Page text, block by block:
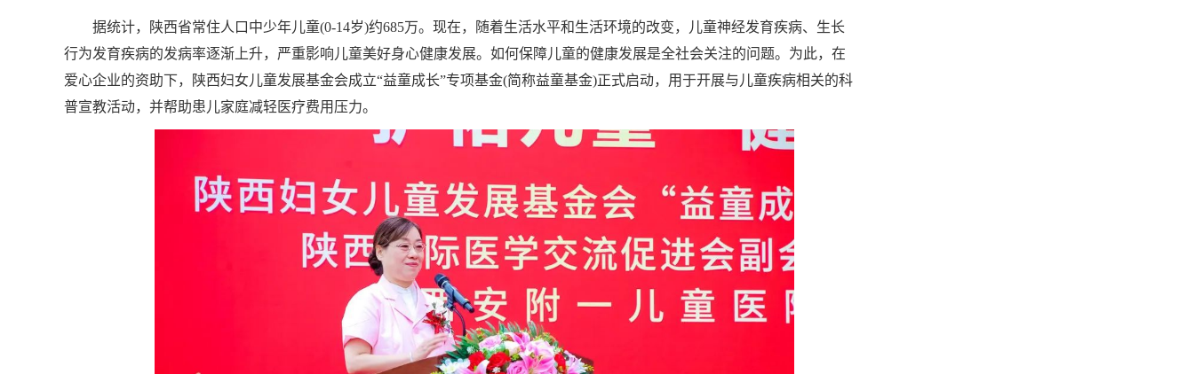
据统计，陕西省常住人口中少年儿童(0-14岁)约685万。现在，随着生活水平和生活环境的改变，儿童神经发育疾病、生长
行为发育疾病的发病率逐渐上升，严重影响儿童美好身心健康发展。如何保障儿童的健康发展是全社会关注的问题。为此，在
爱心企业的资助下，陕西妇女儿童发展基金会成立“益童成长”专项基金(简称益童基金)正式启动，用于开展与儿童疾病相关的科
普宣教活动，并帮助患儿家庭减轻医疗费用压力。